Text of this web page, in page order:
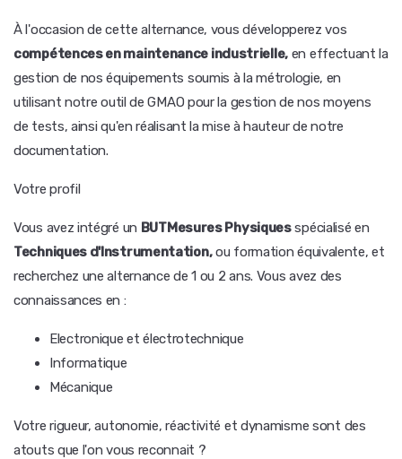
À l'occasion de cette alternance, vous développerez vos
compétences en maintenance industrielle, en effectuant la
gestion de nos équipements soumis à la métrologie, en
utilisant notre outil de GMAO pour la gestion de nos moyens
de tests, ainsi qu'en réalisant la mise à hauteur de notre
documentation.
Votre profil
Vous avez intégré un BUTMesures Physiquesspécialisé en
Techniques d'Instrumentation,ou formation équivalente, et
recherchez une alternance de 1 ou 2 ans. Vous avez des
connaissances en :
Electronique et électrotechnique
Informatique
Mécanique
Votre rigueur, autonomie, réactivité et dynamisme sont des
atouts que l'on vous reconnait ?